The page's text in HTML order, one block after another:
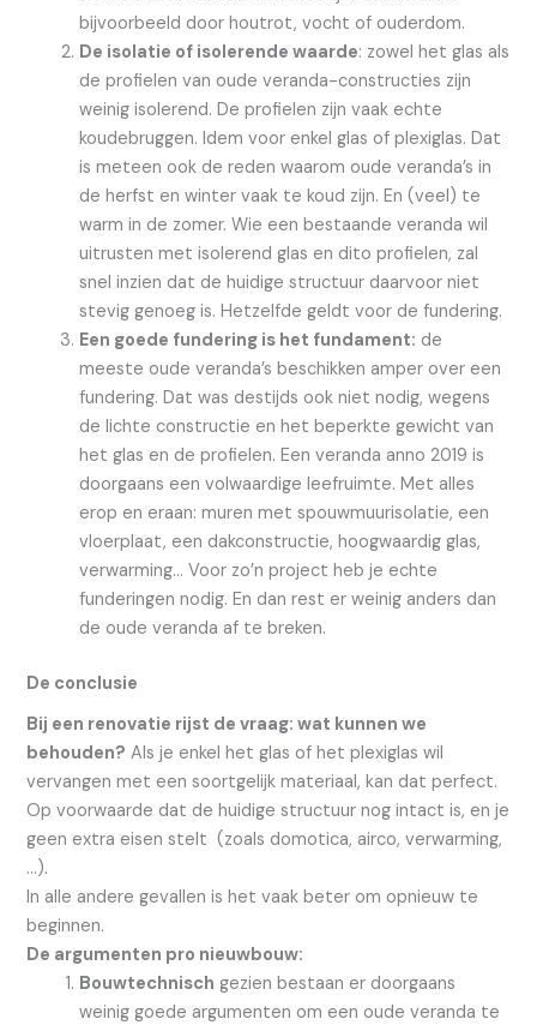
bijvoorbeeld door houtrot, vocht of ouderdom.
De isolatie of isolerende waarde: zowel het glas als
de profielen van oude veranda-constructies zijn
weinig isolerend. De profielen zijn vaak echte
koudebruggen. Idem voor enkel glas of plexiglas. Dat
is meteen ook de reden waarom oude veranda’s in
de herfst en winter vaak te koud zijn. En (veel) te
warm in de zomer. Wie een bestaande veranda wil
uitrusten met isolerend glas en dito profielen, zal
snel inzien dat de huidige structuur daarvoor niet
stevig genoeg is. Hetzelfde geldt voor de fundering.
Een goede fundering is het fundament: de
meeste oude veranda’s beschikken amper over een
fundering. Dat was destijds ook niet nodig, wegens
de lichte constructie en het beperkte gewicht van
het glas en de profielen. Een veranda anno 2019 is
doorgaans een volwaardige leefruimte. Met alles
erop en eraan: muren met spouwmuurisolatie, een
vloerplaat, een dakconstructie, hoogwaardig glas,
verwarming… Voor zo’n project heb je echte
funderingen nodig. En dan rest er weinig anders dan
de oude veranda af te breken.
De conclusie
Bij een renovatie rijst de vraag: wat kunnen we
behouden? Als je enkel het glas of het plexiglas wil
vervangen met een soortgelijk materiaal, kan dat perfect.
Op voorwaarde dat de huidige structuur nog intact is, en je
geen extra eisen stelt (zoals domotica, airco, verwarming,
…).
In alle andere gevallen is het vaak beter om opnieuw te
beginnen.
De argumenten pro nieuwbouw:
Bouwtechnisch gezien bestaan er doorgaans
weinig goede argumenten om een oude veranda te